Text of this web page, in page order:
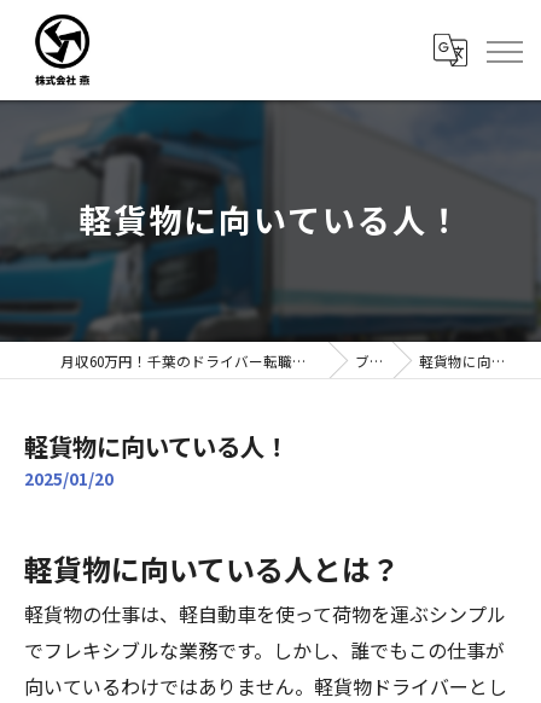
軽貨物に向いている人！
月収60万円！千葉のドライバー転職なら株式会社燕｜未経験歓迎 ブログ 軽貨物に向いている人！
軽貨物に向いている人！
2025/01/20
軽貨物に向いている人とは？
軽貨物の仕事は、軽自動車を使って荷物を運ぶシンプル
でフレキシブルな業務です。しかし、誰でもこの仕事が
向いているわけではありません。軽貨物ドライバーとし